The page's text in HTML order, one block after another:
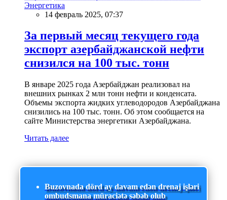
Энергетика
14 февраль 2025, 07:37
За первый месяц текущего года
экспорт азербайджанской нефти
снизился на 100 тыс. тонн
В январе 2025 года Азербайджан реализовал на
внешних рынках 2 млн тонн нефти и конденсата.
Объемы экспорта жидких углеводородов Азербайджана
снизились на 100 тыс. тонн. Об этом сообщается на
сайте Министерства энергетики Азербайджана.
Читать далее
Buzovnada dörd ay davam edən drenaj işləri
ombudsmana müraciətə səbəb olub